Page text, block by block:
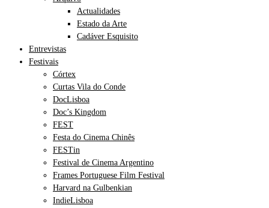
Actualidades
Estado da Arte
Cadáver Esquisito
Entrevistas
Festivais
Córtex
Curtas Vila do Conde
DocLisboa
Doc’s Kingdom
FEST
Festa do Cinema Chinês
FESTin
Festival de Cinema Argentino
Frames Portuguese Film Festival
Harvard na Gulbenkian
IndieLisboa